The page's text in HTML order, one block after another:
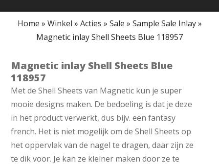
Home » Winkel » Acties » Sale » Sample Sale Inlay»
Magnetic inlay Shell Sheets Blue 118957
Magnetic inlay Shell Sheets Blue
118957
Met de Shell Sheets van Magnetic kun je super
mooie designs maken. De bedoeling is dat je deze
in het product verwerkt, dus bijv. een fantasy
french. Het is niet mogelijk om de Shell Sheets op
het oppervlak van de nagel te dragen, daar zijn ze
te dik voor. Je kan ze kleiner maken door ze te